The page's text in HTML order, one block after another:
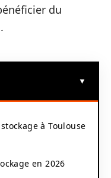
du
à Toulouse
en 2026